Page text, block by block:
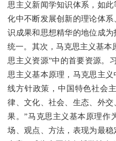
思主义新闻学知识体系，如
化中不断发展创新的理论体
识成果和思想精华的地位成
统一。其次，马克思主义基本
思主义资源”中的首要资源。
思主义基本原理，马克思主
线方针政策，中国特色社会
律、文化、社会、生态、外
果。”马克思主义基本原理作
场、观点、方法，表现为最